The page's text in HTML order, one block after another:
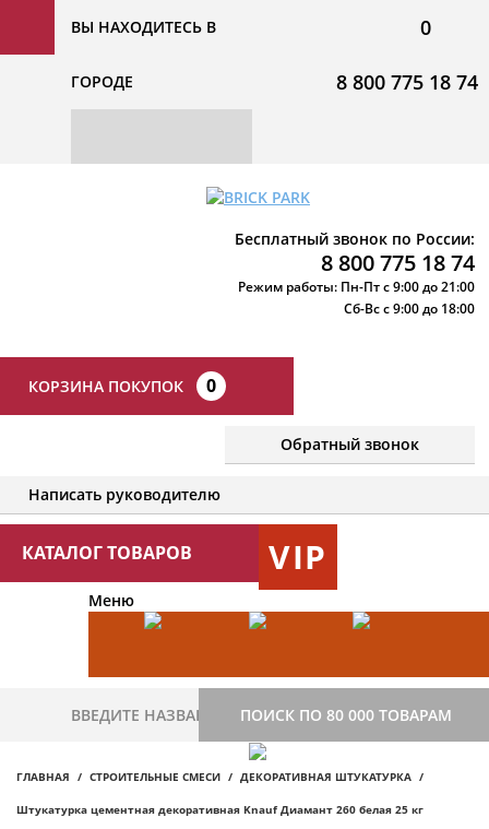
ВЫ НАХОДИТЕСЬ В
ГОРОДЕ
0
8 800 775 18 74
Бесплатный звонок по России:
8 800 775 18 74
Режим работы: Пн-Пт с 9:00 до 21:00
Сб-Вс с 9:00 до 18:00
КОРЗИНА ПОКУПОК 0
Обратный звонок
Написать руководителю
КАТАЛОГ ТОВАРОВ VIP
Меню
ПОИСК ПО 80 000 ТОВАРАМ
ГЛАВНАЯ СТРОИТЕЛЬНЫЕ СМЕСИ ДЕКОРАТИВНАЯ ШТУКАТУРКА
Штукатурка цементная декоративная Knauf Диамант 260 белая 25 кг